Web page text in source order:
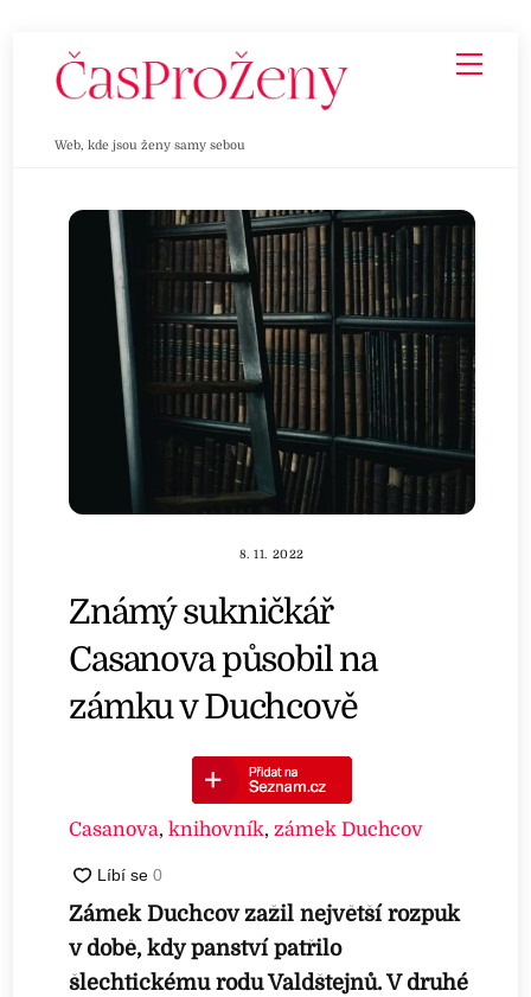
Web, kde jsou ženy samy sebou
8. 11. 2022
Známý sukničkář
Casanova působil na
zámku v Duchcově
Casanova,knihovník,zámek Duchcov
Zámek Duchcov zažil největší rozpuk
v době, kdy panství patřilo
šlechtickému rodu Valdštejnů. V druhé